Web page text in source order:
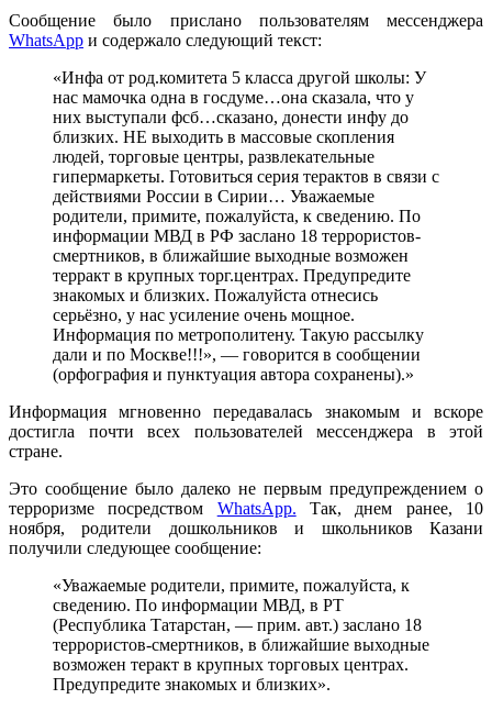
Сообщение было прислано пользователям мессенджера
WhatsApp и содержало следующий текст:
«Инфа от род.комитета 5 класса другой школы: У
нас мамочка одна в госдуме…она сказала, что у
них выступали фсб…сказано, донести инфу до
близких. НЕ выходить в массовые скопления
людей, торговые центры, развлекательные
гипермаркеты. Готовиться серия терактов в связи с
действиями России в Сирии… Уважаемые
родители, примите, пожалуйста, к сведению. По
информации МВД в РФ заслано 18 террористов-
смертников, в ближайшие выходные возможен
терракт в крупных торг.центрах. Предупредите
знакомых и близких. Пожалуйста отнесись
серьёзно, у нас усиление очень мощное.
Информация по метрополитену. Такую рассылку
дали и по Москве!!!», — говорится в сообщении
(орфография и пунктуация автора сохранены).»
Информация мгновенно передавалась знакомым и вскоре
достигла почти всех пользователей мессенджера в этой
стране.
Это сообщение было далеко не первым предупреждением о
терроризме посредством WhatsApp. Так, днем ранее, 10
ноября, родители дошкольников и школьников Казани
получили следующее сообщение:
«Уважаемые родители, примите, пожалуйста, к
сведению. По информации МВД, в РТ
(Республика Татарстан, — прим. авт.) заслано 18
террористов-смертников, в ближайшие выходные
возможен теракт в крупных торговых центрах.
Предупредите знакомых и близких».